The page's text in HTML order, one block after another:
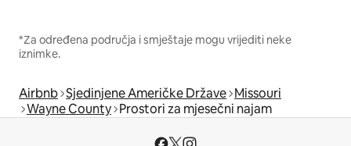
*Za određena područja i smještaje mogu vrijediti neke
iznimke.
Airbnb Sjedinjene Američke Države Missouri
Wayne County Prostori za mjesečni najam